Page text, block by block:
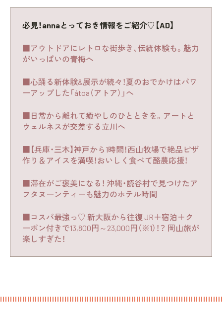
必見！annaとっておき情報をご紹介♡【AD】
■アウトドアにレトロな街歩き、伝統体験も。魅力
がいっぱいの青梅へ
■心踊る新体験&展示が続々！夏のおでかけはパワ
ーアップした「átoa（アトア）」へ
■日常から離れて癒やしのひとときを。アートと
ウェルネスが交差する立川へ
■【兵庫・三木】神戸から1時間！西山牧場で絶品ピザ
作り＆アイスを満喫！おいしく食べて酪農応援！
■滞在がご褒美になる！ 沖縄・読谷村で見つけたア
フタヌーンティーも魅力のホテル時間
■コスパ最強っ♡ 新大阪から往復 JR＋宿泊＋ク
ーポン付きで13,800円～23,000円（※1）！？ 岡山旅が
楽しすぎた！